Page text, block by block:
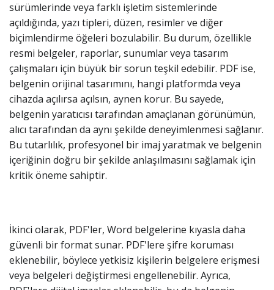
sürümlerinde veya farklı işletim sistemlerinde
açıldığında, yazı tipleri, düzen, resimler ve diğer
biçimlendirme öğeleri bozulabilir. Bu durum, özellikle
resmi belgeler, raporlar, sunumlar veya tasarım
çalışmaları için büyük bir sorun teşkil edebilir. PDF ise,
belgenin orijinal tasarımını, hangi platformda veya
cihazda açılırsa açılsın, aynen korur. Bu sayede,
belgenin yaratıcısı tarafından amaçlanan görünümün,
alıcı tarafından da aynı şekilde deneyimlenmesi sağlanır.
Bu tutarlılık, profesyonel bir imaj yaratmak ve belgenin
içeriğinin doğru bir şekilde anlaşılmasını sağlamak için
kritik öneme sahiptir.
İkinci olarak, PDF'ler, Word belgelerine kıyasla daha
güvenli bir format sunar. PDF'lere şifre koruması
eklenebilir, böylece yetkisiz kişilerin belgelere erişmesi
veya belgeleri değiştirmesi engellenebilir. Ayrıca,